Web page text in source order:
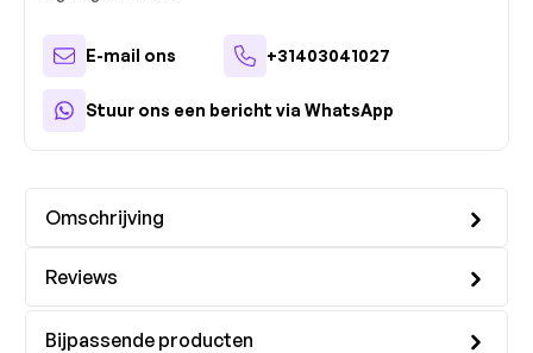
E-mail ons +31403041027
Stuur ons een bericht via WhatsApp
Omschrijving
Reviews
Bijpassende producten